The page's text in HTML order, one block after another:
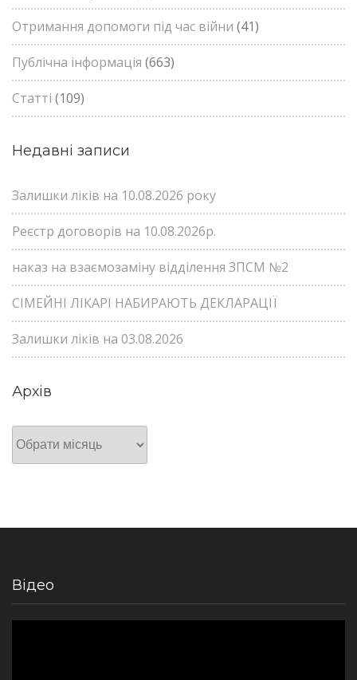
Отримання допомоги під час війни (41)
Публічна інформація (663)
Статті (109)
Недавні записи
Залишки ліків на 10.08.2026 року
Реєстр договорів на 10.08.2026р.
наказ на взаємозаміну відділення ЗПСМ №2
СІМЕЙНІ ЛІКАРІ НАБИРАЮТЬ ДЕКЛАРАЦІЇ
Залишки ліків на 03.08.2026
Архів
Архів
Відео